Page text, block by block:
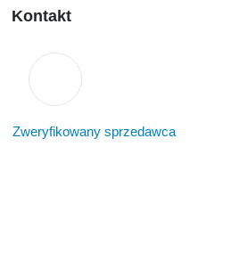
Kontakt
Zweryfikowany sprzedawca